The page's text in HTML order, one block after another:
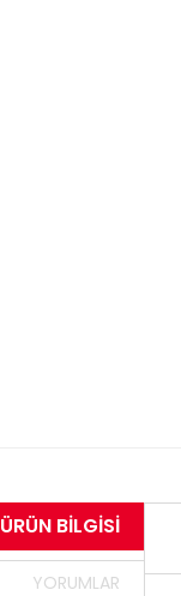
ÜRÜN BILGISI
YORUMLAR